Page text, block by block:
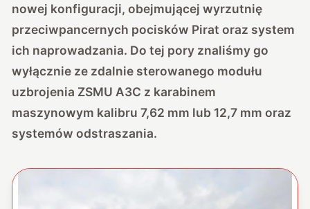
nowej konfiguracji, obejmującej wyrzutnię
przeciwpancernych pocisków Pirat oraz system
ich naprowadzania. Do tej pory znaliśmy go
wyłącznie ze zdalnie sterowanego modułu
uzbrojenia ZSMU A3C z karabinem
maszynowym kalibru 7,62 mm lub 12,7 mm oraz
systemów odstraszania.